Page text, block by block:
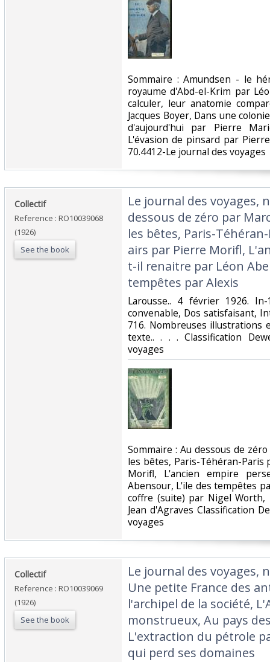
‎Sommaire : Amundsen - le
royaume d'Abd-el-Krim par
calculer, leur anatomie
Jacques Boyer, Dans une
d'aujourd'hui par Pierre
L'évasion de pinsard par
70.4412-Le journal des voyages‎
‎Collectif‎
Reference : RO10039068
(1926)
See the book
‎Le journal des voyages,
dessous de zéro par
les bêtes, Paris-
airs par Pierre Morifl,
t-il renaitre par Léon
tempêtes par Alexis‎
‎Larousse.. 4 février 1926.
convenable, Dos satisfaisant,
716. Nombreuses
texte.. . . . Classification
voyages‎
‎Sommaire : Au dessous de
les bêtes, Paris-Téhéran-Paris
Morifl, L'ancien empire
Abensour, L'ile des tempêtes
coffre (suite) par Nigel Worth,
Jean d'Agraves Classification
voyages‎
‎Collectif‎
Reference : RO10039069
(1926)
See the book
‎Le journal des voyages,
Une petite France des
l'archipel de la société,
monstrueux, Au pays
L'extraction du pétrole
qui perd ses domaines‎